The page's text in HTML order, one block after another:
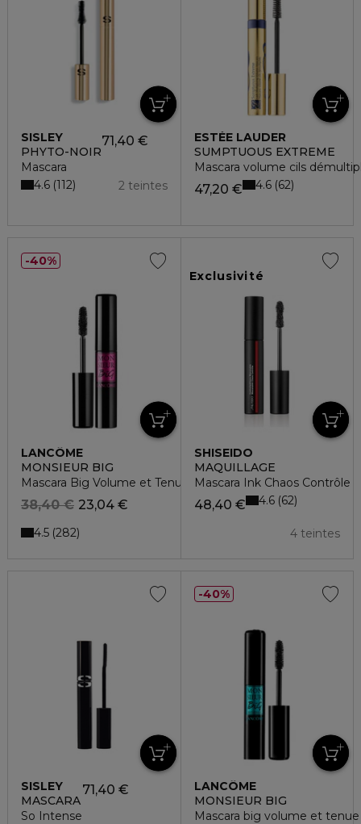
SISLEY
PHYTO-NOIR
Mascara
71,40 €
2 teintes
4.6 112
ESTÉE LAUDER
SUMPTUOUS EXTREME
Mascara volume cils
47,20 € 4.6 62
LANCÔME
MONSIEUR BIG
Mascara Big Volume et Tenue jusqu'à 24h
23,04 €
38,40 €
4.5 282
40%
Exclusivité
SHISEIDO
MAQUILLAGE
Mascara Ink Chaos Contrôle
48,40 €
4 teintes
4.6 62
SISLEY
MASCARA
So Intense
71,40 €
LANCÔME
MONSIEUR BIG
Mascara big volume et
40%